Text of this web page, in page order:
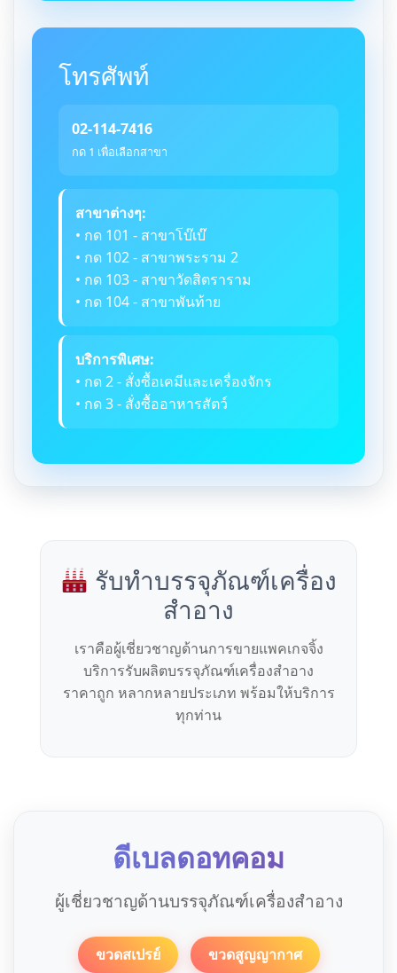
โทรศัพท์
02-114-7416
กด 1 เพื่อเลือกสาขา
สาขาต่างๆ:
• กด 101 - สาขาโบ๊เบ๊
• กด 102 - สาขาพระราม 2
• กด 103 - สาขาวัดสิตราราม
• กด 104 - สาขาพันท้าย
บริการพิเศษ:
• กด 2 - สั่งซื้อเคมีและเครื่องจักร
• กด 3 - สั่งซื้ออาหารสัตว์
รับทำบรรจุภัณฑ์เครื่อง
สำอาง
เราคือผู้เชี่ยวชาญด้านการขายแพคเกจจิ้ง
บริการรับผลิตบรรจุภัณฑ์เครื่องสำอาง
ราคาถูก หลากหลายประเภท พร้อมให้บริการ
ทุกท่าน
ดีเบลดอทคอม
ผู้เชี่ยวชาญด้านบรรจุภัณฑ์เครื่องสำอาง
ขวดสเปรย์ ขวดสูญญากาศ